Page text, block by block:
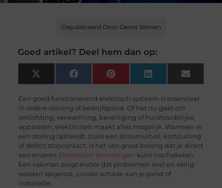
Gepubliceerd Door Genot Wonen
Goed artikel? Deel hem dan op:
X
(Twitter)
FacebookPinterest LinkedIn Email
Een goed functionerend elektrisch systeem is essentieel
in iedere woning of bedrijfspand. Of het nu gaat om
verlichting, verwarming, beveiliging of huishoudelijke
apparaten, elektriciteit maakt alles mogelijk. Wanneer er
een storing optreedt, zoals een stroomuitval, kortsluiting
of defect stopcontact, is het van groot belang dat je direct
een ervaren Elektricien Amerongen kunt inschakelen.
Een vakman zorgt ervoor dat problemen snel en veilig
worden opgelost, zonder schade aan je pand of
installatie.